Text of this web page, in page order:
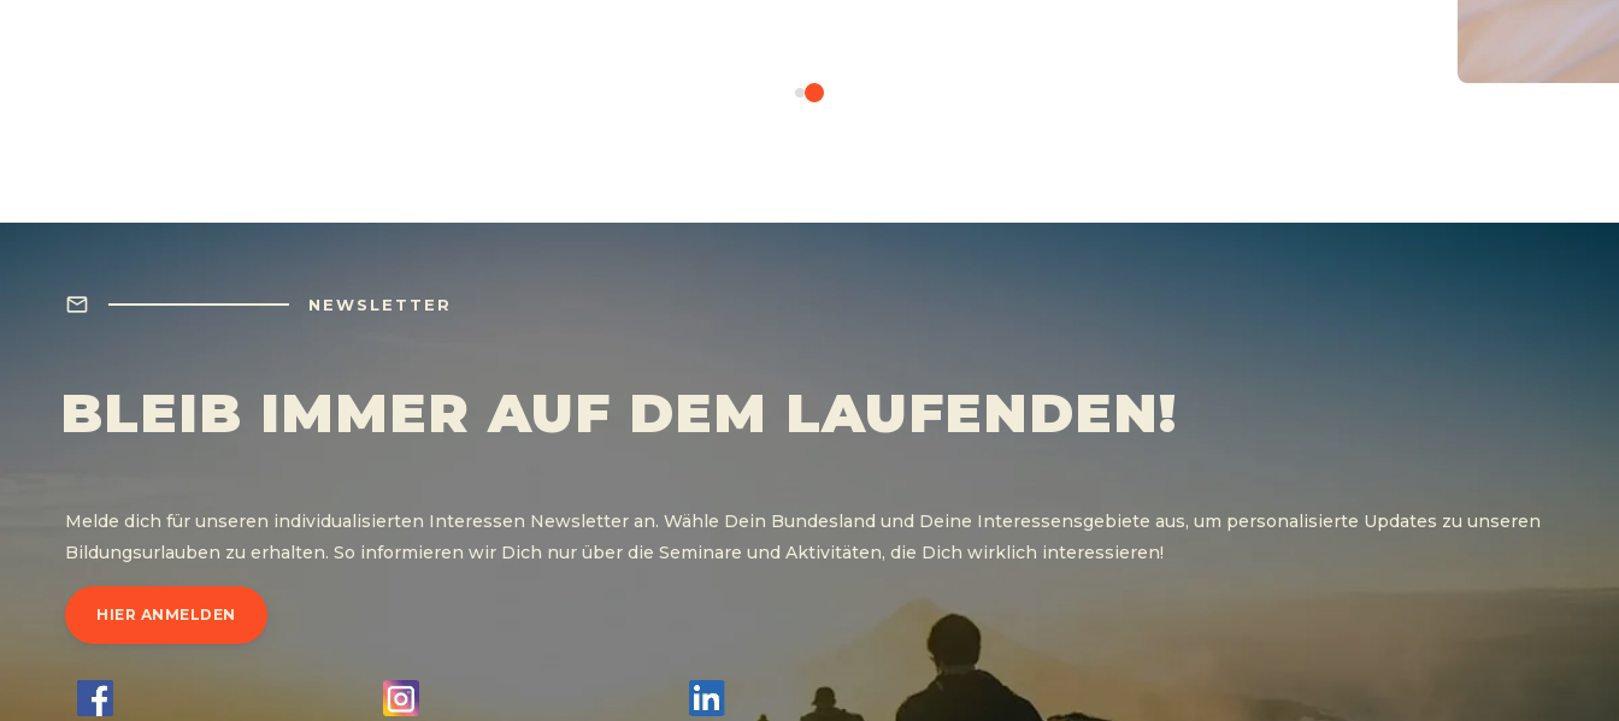
mail NEWSLETTER
BLEIB IMMER AUF DEM LAUFENDEN!
Melde dich für unseren individualisierten Interessen Newsletter an. Wähle Dein Bundesland und Deine Interessensgebiete aus, um personalisierte Updates zu unseren
Bildungsurlauben zu erhalten. So informieren wir Dich nur über die Seminare und Aktivitäten, die Dich wirklich interessieren!
HIER ANMELDEN